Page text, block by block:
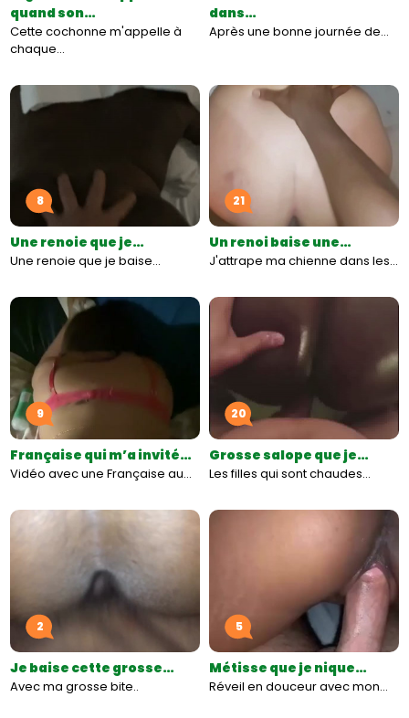
quand son…
Cette cochonne m'appelle à
chaque…
dans…
Après une bonne journée de…
8
Une renoie que je…
Une renoie que je baise…
21
Un renoi baise une…
J'attrape ma chienne dans les…
9
Française qui m’a invité…
Vidéo avec une Française au…
20
Grosse salope que je…
Les filles qui sont chaudes…
2
Je baise cette grosse…
Avec ma grosse bite..
5
Métisse que je nique…
Réveil en douceur avec mon…